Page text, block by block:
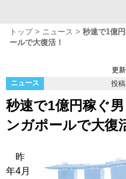
トップ ニュース
秒速で1億
ールで大復活！
更
ニュース
投
秒速で1億円稼ぐ
ンガポールで大復
昨
年4月